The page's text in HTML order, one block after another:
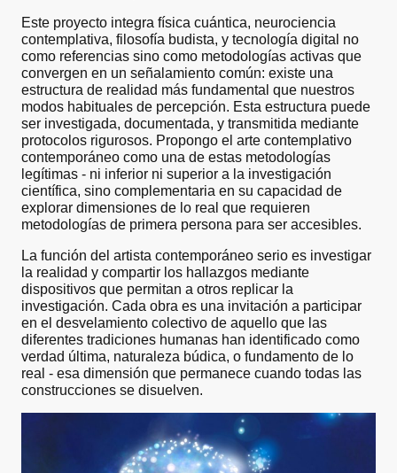
Este proyecto integra física cuántica, neurociencia
contemplativa, filosofía budista, y tecnología digital no
como referencias sino como metodologías activas que
convergen en un señalamiento común: existe una
estructura de realidad más fundamental que nuestros
modos habituales de percepción. Esta estructura puede
ser investigada, documentada, y transmitida mediante
protocolos rigurosos. Propongo el arte contemplativo
contemporáneo como una de estas metodologías
legítimas - ni inferior ni superior a la investigación
científica, sino complementaria en su capacidad de
explorar dimensiones de lo real que requieren
metodologías de primera persona para ser accesibles.
La función del artista contemporáneo serio es investigar
la realidad y compartir los hallazgos mediante
dispositivos que permitan a otros replicar la
investigación. Cada obra es una invitación a participar
en el desvelamiento colectivo de aquello que las
diferentes tradiciones humanas han identificado como
verdad última, naturaleza búdica, o fundamento de lo
real - esa dimensión que permanece cuando todas las
construcciones se disuelven.